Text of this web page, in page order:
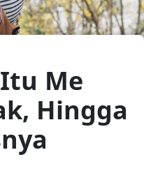
Me
Hingga